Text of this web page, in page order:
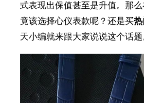
式表现出保值甚至是升值。那
竟该选择心仪表款呢？还是买
天小编就来跟大家说说这个话题